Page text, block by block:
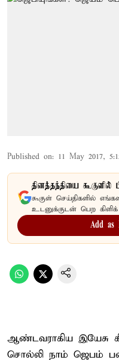
Published on: 11 May 2017,
தினத்தந்தியை கூகுளில்
கூகுள் செய்திகளில்
உடனுக்குடன் பெற
Add as
ஆண்டவராகிய இயேசு
சொல்லி நாம் ஜெபம்